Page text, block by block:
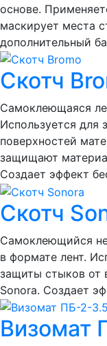
основе.
маскирует места
дополнительный
Скотч
Самоклеющаяся
Используется для
поверхностей
защищают
Создает эффект
Скотч
Самоклеющийся
в формате лент.
защиты стыков от
Sonora. Создает
Визомат